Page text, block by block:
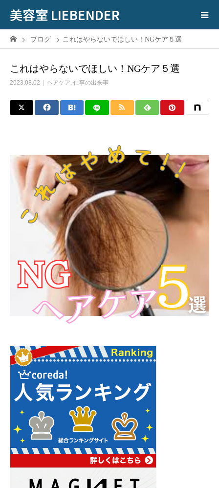
美容室 LIEBENDER
ブログ これはやらないでほしい！NGケア５選
これはやらないでほしい！NGケア５選
2023.08.02 ヘアケア, 仕事の出来事